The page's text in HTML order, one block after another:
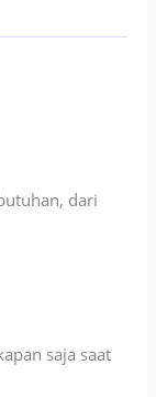
dari
saja saat